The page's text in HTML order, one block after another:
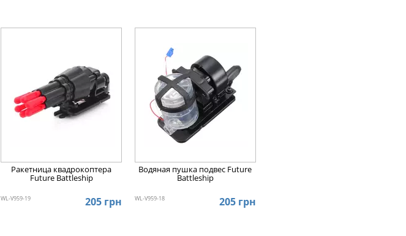
Ракетница квадрокоптера
Future Battleship
WL-V959-19 205 грн
Водяная пушка подвес Future
Battleship
WL-V959-18 205 грн